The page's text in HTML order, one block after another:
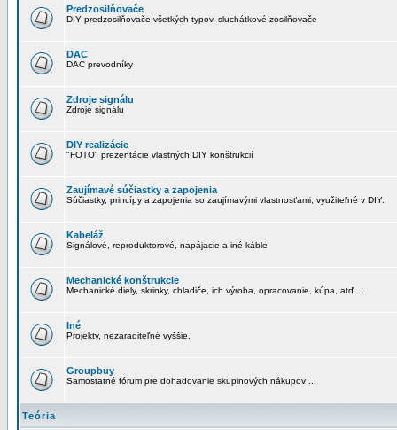
Predzosilňovače
DIY predzosilňovače všetkých typov, sluchátkové zosilňovače
DAC
DAC prevodníky
Zdroje signálu
Zdroje signálu
DIY realizácie
"FOTO" prezentácie vlastných DIY konštrukcií
Zaujímavé súčiastky a zapojenia
Súčiastky, princípy a zapojenia so zaujímavými vlastnosťami, využiteľné v DIY.
Kabeláž
Signálové, reproduktorové, napájacie a iné káble
Mechanické konštrukcie
Mechanické diely, skrinky, chladiče, ich výroba, opracovanie, kúpa, atď ...
Iné
Projekty, nezaraditeľné vyššie.
Groupbuy
Samostatné fórum pre dohadovanie skupinových nákupov ...
Teória